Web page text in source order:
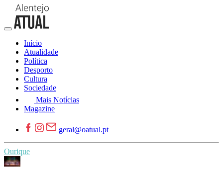
Início
Atualidade
Política
Desporto
Cultura
Sociedade
Mais Notícias
Magazine
geral@oatual.pt
Ourique